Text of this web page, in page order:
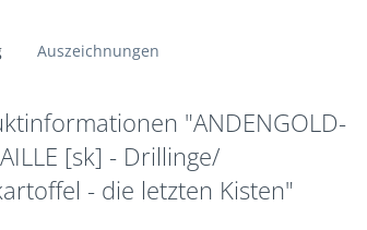
Auszeichnungen
"ANDENGOLD-
[sk] - Drillinge/
- die letzten Kisten"